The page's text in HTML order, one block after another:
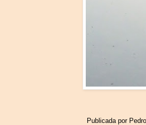
Publicada por